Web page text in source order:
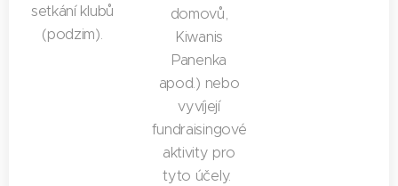
setkání klubů
(podzim).
domovů,
Kiwanis
Panenka
apod.) nebo
vyvíjejí
fundraisingové
aktivity pro
tyto účely.